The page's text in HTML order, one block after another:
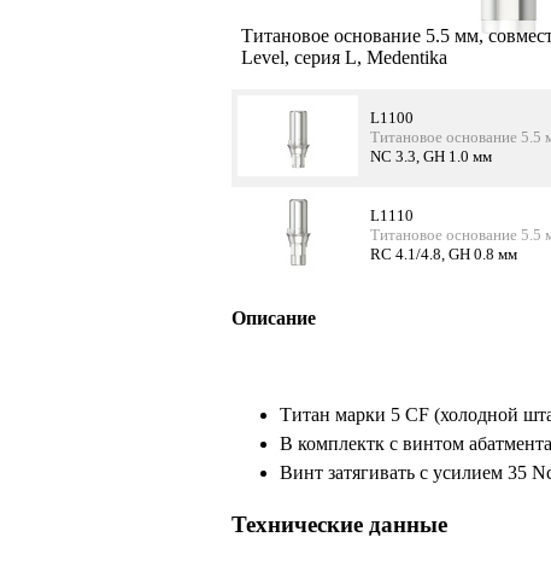
Титановое основание 5.5 мм,
Level, серия L, Medentika
L1100
Титановое основание 5.5
NC 3.3, GH 1.0 мм
L1110
Титановое основание 5.5
RC 4.1/4.8, GH 0.8 мм
Описание
Титан марки 5 CF (холодной
В комплектк с винтом абатмента
Винт затягивать с усилием 35
Технические данные